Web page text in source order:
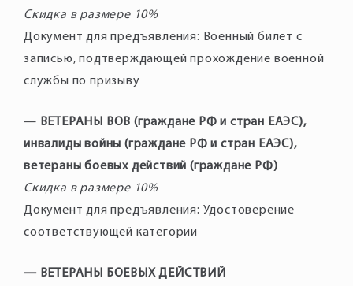
Скидка в размере 10%
Документ для предъявления: Военный билет с
записью, подтверждающей прохождение военной
службы по призыву
— ВЕТЕРАНЫ ВОВ (граждане РФ и стран ЕАЭС),
инвалиды войны (граждане РФ и стран ЕАЭС),
ветераны боевых действий (граждане РФ)
Скидка в размере 10%
Документ для предъявления: Удостоверение
соответствующей категории
— ВЕТЕРАНЫ БОЕВЫХ ДЕЙСТВИЙ